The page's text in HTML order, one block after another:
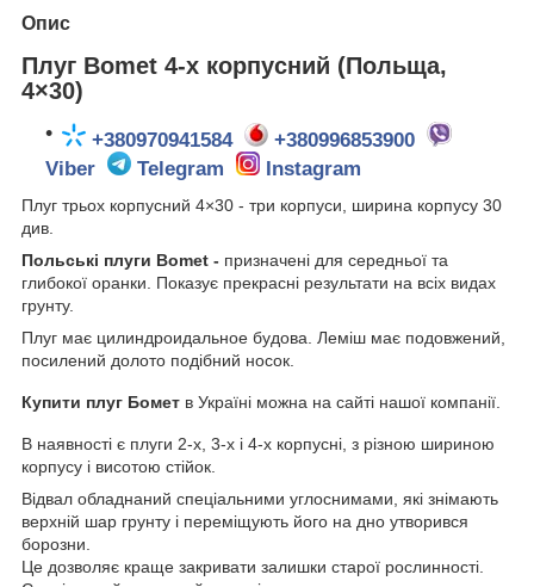
Опис
Плуг Bomet 4-х корпусний (Польща,
4×30)
+380970941584
+380996853900
Viber
Telegram Instagram
Плуг трьох корпусний 4×30 - три корпуси, ширина корпусу 30
див.
Польські плуги Bomet - призначені для середньої та
глибокої оранки. Показує прекрасні результати на всіх видах
грунту.
Плуг має цилиндроидальное будова. Леміш має подовжений,
посилений долото подібний носок.
Відвал обладнаний спеціальними углоснимами, які знімають
верхній шар грунту і переміщують його на дно утворився
борозни.
Це дозволяє краще закривати залишки старої рослинності.
В наявності є плуги 2-х, 3-х і 4-х корпусні, з різною шириною
корпусу і висотою стійок.
Купити плуг Бомет в Україні можна на сайті нашої компанії.